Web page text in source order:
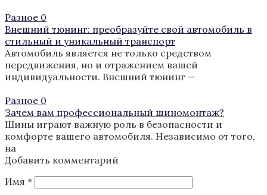
Разное 0
Внешний тюнинг: преобразуйте свой автомобиль в
стильный и уникальный транспорт
Автомобиль является не только средством
передвижения, но и отражением вашей
индивидуальности. Внешний тюнинг —
Разное 0
Зачем вам профессиональный шиномонтаж?
Шины играют важную роль в безопасности и
комфорте вашего автомобиля. Независимо от того,
на
Добавить комментарий
Имя *